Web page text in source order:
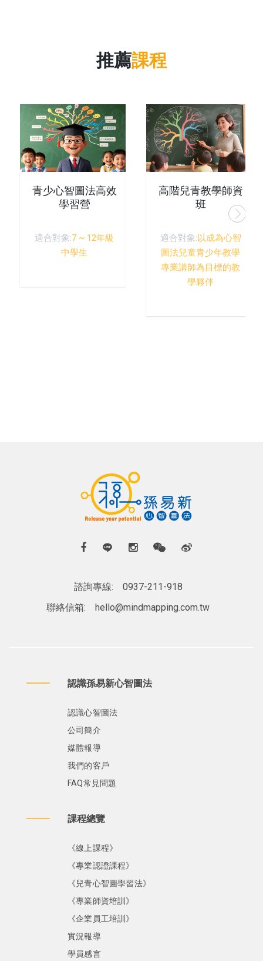
推薦課程
青少心智圖法高效
學習營
適合對象:7 ~ 12年級
中學生
高階兒青教學師資
班
適合對象:以成為心智
圖法兒童青少年教學
專業講師為目標的教
學夥伴
諮詢專線:
0937-211-918
聯絡信箱:
hello@mindmapping.com.tw
認識孫易新心智圖法
認識心智圖法
公司簡介
媒體報導
我們的客戶
FAQ常見問題
課程總覽
《線上課程》
《專業認證課程》
《兒青心智圖學習法》
《專業師資培訓》
《企業員工培訓》
實況報導
學員感言